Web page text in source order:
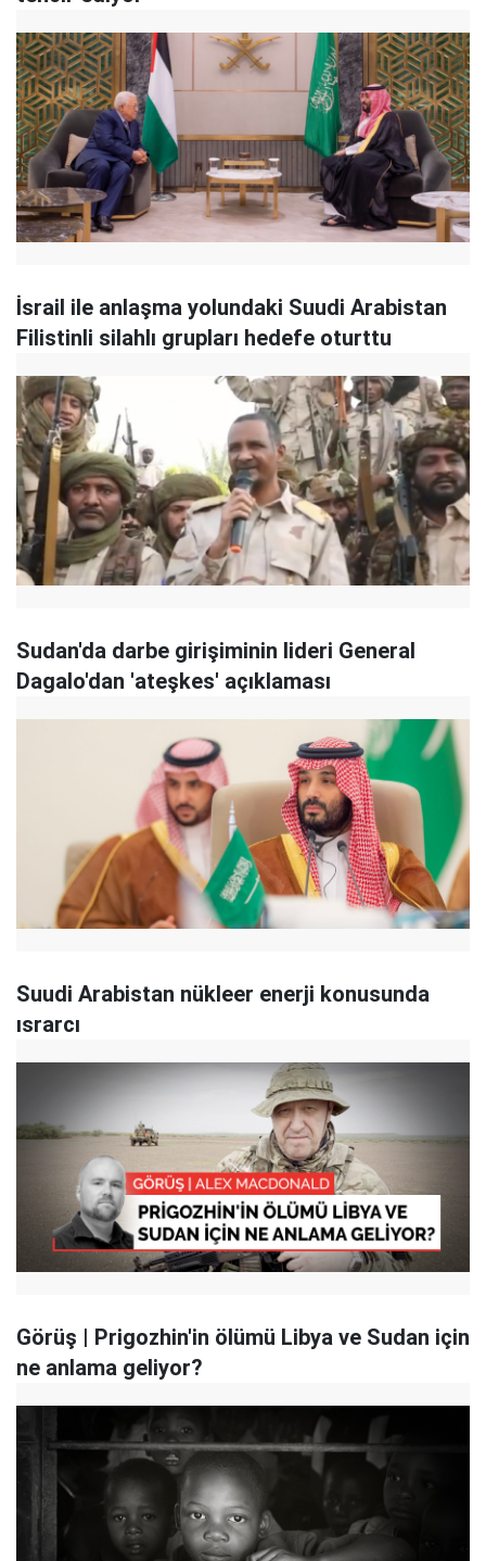
İsrail ile anlaşma yolundaki Suudi Arabistan
Filistinli silahlı grupları hedefe oturttu
Sudan'da darbe girişiminin lideri General
Dagalo'dan 'ateşkes' açıklaması
Suudi Arabistan nükleer enerji konusunda
ısrarcı
Görüş | Prigozhin'in ölümü Libya ve Sudan için
ne anlama geliyor?